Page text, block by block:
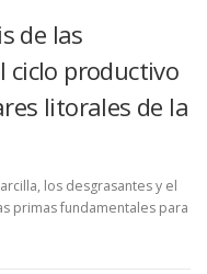
de las
ciclo productivo
litorales de la
los desgrasantes y el
primas fundamentales para